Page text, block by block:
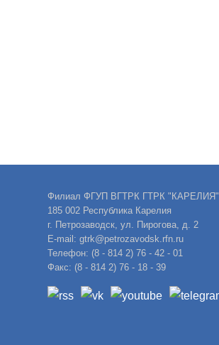
Филиал ФГУП ВГТРК ГТРК "КАРЕЛИЯ"
185 002 Республика Карелия
г. Петрозаводск, ул. Пирогова, д. 2
E-mail: gtrk@petrozavodsk.rfn.ru
Телефон: (8 - 814 2) 76 - 42 - 01
Факс: (8 - 814 2) 76 - 18 - 39